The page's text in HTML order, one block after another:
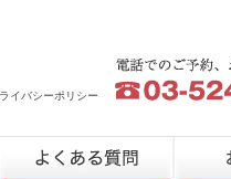
イバシーポリシー